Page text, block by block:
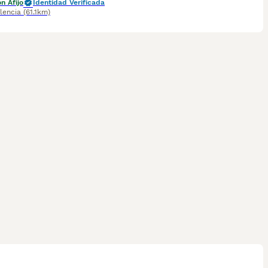
Afijo
Identidad Verificada
(61.1km)